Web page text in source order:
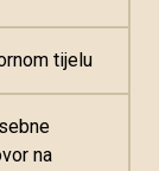
tijelu
na